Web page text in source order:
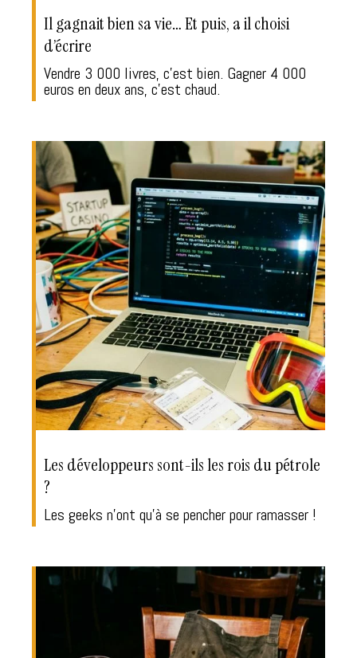
Il gagnait bien sa vie… Et puis, a il choisi
d’écrire
Vendre 3 000 livres, c'est bien. Gagner 4 000
euros en deux ans, c'est chaud.
Les développeurs sont-ils les rois du pétrole
?
Les geeks n'ont qu'à se pencher pour ramasser !